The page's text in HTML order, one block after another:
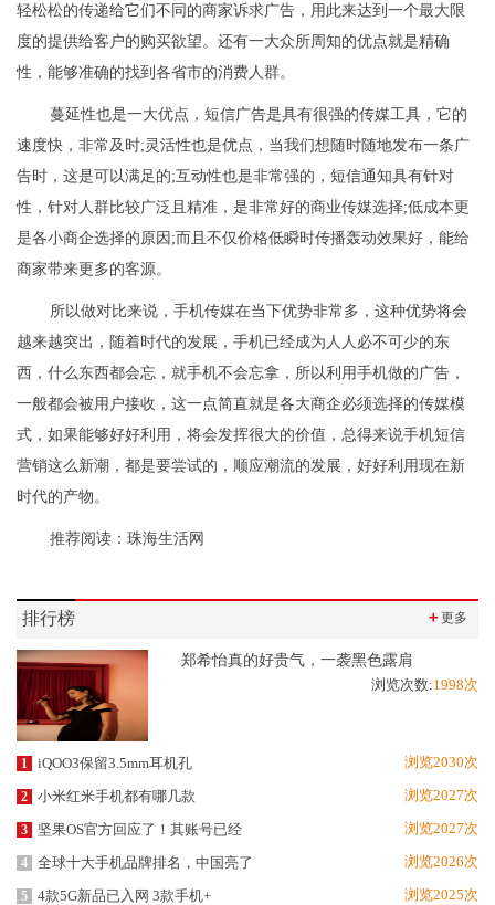
轻松松的传递给它们不同的商家诉求广告，用此来达到一个最大限
度的提供给客户的购买欲望。还有一大众所周知的优点就是精确
性，能够准确的找到各省市的消费人群。
蔓延性也是一大优点，短信广告是具有很强的传媒工具，它的
速度快，非常及时;灵活性也是优点，当我们想随时随地发布一条广
告时，这是可以满足的;互动性也是非常强的，短信通知具有针对
性，针对人群比较广泛且精准，是非常好的商业传媒选择;低成本更
是各小商企选择的原因;而且不仅价格低瞬时传播轰动效果好，能给
商家带来更多的客源。
所以做对比来说，手机传媒在当下优势非常多，这种优势将会
越来越突出，随着时代的发展，手机已经成为人人必不可少的东
西，什么东西都会忘，就手机不会忘拿，所以利用手机做的广告，
一般都会被用户接收，这一点简直就是各大商企必须选择的传媒模
式，如果能够好好利用，将会发挥很大的价值，总得来说手机短信
营销这么新潮，都是要尝试的，顺应潮流的发展，好好利用现在新
时代的产物。
推荐阅读： 珠海生活网
排行榜 ＋更多
郑希怡真的好贵气，一袭黑色露肩
浏览次数:1998次
1 iQOO3保留3.5mm耳机孔 浏览2030次
2 小米红米手机都有哪几款 浏览2027次
3 坚果OS官方回应了！其账号已经 浏览2027次
4 全球十大手机品牌排名，中国亮了 浏览2026次
5 4款5G新品已入网 3款手机+ 浏览2025次